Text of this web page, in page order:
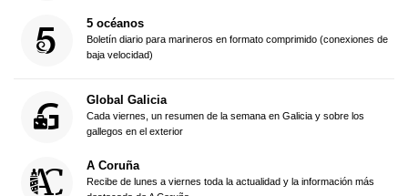
5 océanos
Boletín diario para marineros en formato comprimido (conexiones de
baja velocidad)
Global Galicia
Cada viernes, un resumen de la semana en Galicia y sobre los
gallegos en el exterior
A Coruña
Recibe de lunes a viernes toda la actualidad y la información más